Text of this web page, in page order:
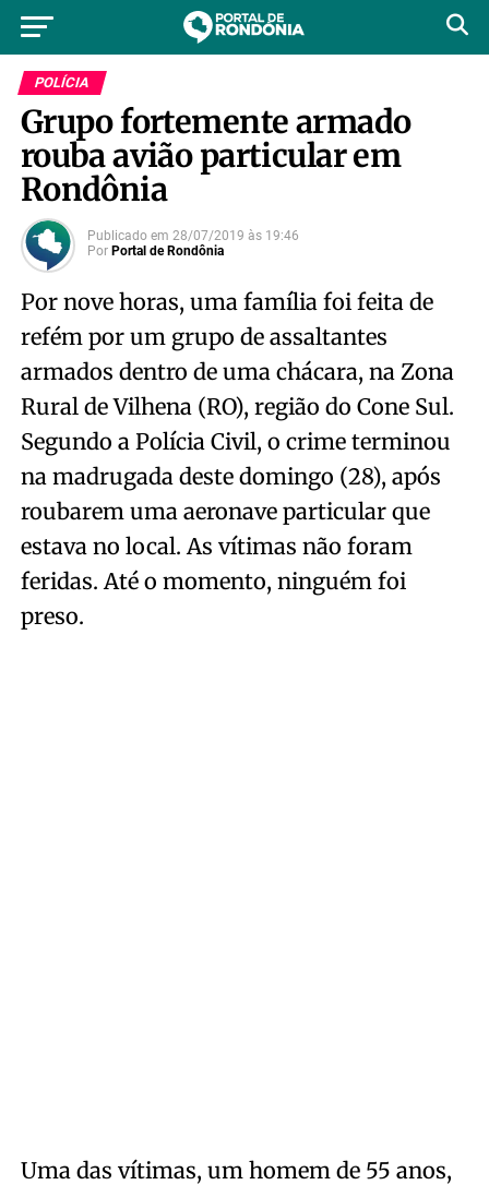
POLÍCIA
Grupo fortemente armado
rouba avião particular em
Rondônia
Publicado em 28/07/2019 às 19:46
Por Portal de Rondônia
Por nove horas, uma família foi feita de
refém por um grupo de assaltantes
armados dentro de uma chácara, na Zona
Rural de Vilhena (RO), região do Cone Sul.
Segundo a Polícia Civil, o crime terminou
na madrugada deste domingo (28), após
roubarem uma aeronave particular que
estava no local. As vítimas não foram
feridas. Até o momento, ninguém foi
preso.
Uma das vítimas, um homem de 55 anos,